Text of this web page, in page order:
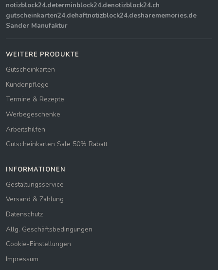
notizblock24.determinblock24.denotizblock24.ch
gutscheinkarten24.dehaftnotizblock24.desharememories.de
Sander Manufaktur
WEITERE PRODUKTE
Gutscheinkarten
Kundenpflege
Termine & Rezepte
Werbegeschenke
Arbeitshilfen
Gutscheinkarten Sale 50% Rabatt
INFORMATIONEN
Gestaltungsservice
Versand & Zahlung
Datenschutz
Allg. Geschäftsbedingungen
Cookie-Einstellungen
Impressum